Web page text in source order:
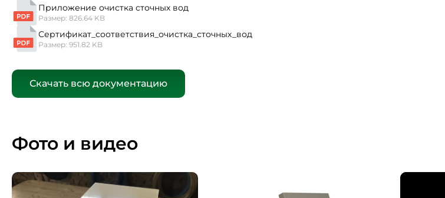
Приложение очистка сточных вод
Размер: 826.64 KB
Сертификат_соответствия_очистка_сточных_вод
Размер: 951.82 KB
Скачать всю документацию
Фото и видео